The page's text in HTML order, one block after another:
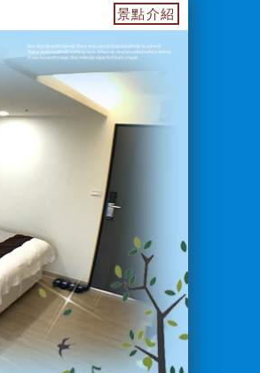
153474955739.web.fullinn.tw 訂
景點介紹